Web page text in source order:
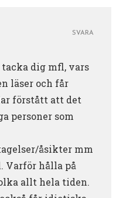
dig mfl, vars
läser och får
förstått att det
personer som
åsikter mm
Varför hålla på
allt hela tiden.
SVARA